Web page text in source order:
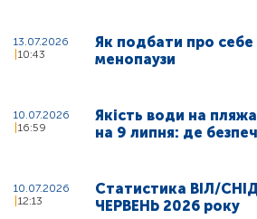
13.07.2026
10:43
Як подбати про себе
менопаузи
10.07.2026
16:59
Якість води на
на 9 липня: де
10.07.2026
12:13
Статистика ВІЛ/СНІД
ЧЕРВЕНЬ 2026 року